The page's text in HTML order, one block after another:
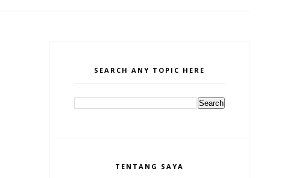
SEARCH ANY TOPIC HERE
TENTANG SAYA